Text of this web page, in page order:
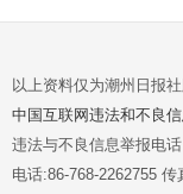
以上资料仅为潮州日报
中国互联网违法和不良
违法与不良信息举报电
电话:86-768-2262755